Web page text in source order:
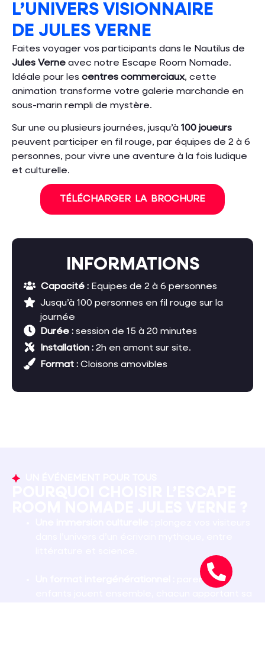
L’UNIVERS VISIONNAIRE
DE JULES VERNE
Faites voyager vos participants dans le Nautilus de
Jules Verne avec notre Escape Room Nomade.
Idéale pour les centres commerciaux, cette
animation transforme votre galerie marchande en
sous-marin rempli de mystère.
Sur une ou plusieurs journées, jusqu’à 100 joueurs
peuvent participer en fil rouge, par équipes de 2 à 6
personnes, pour vivre une aventure à la fois ludique
et culturelle.
TÉLÉCHARGER LA BROCHURE
INFORMATIONS
Capacité : Equipes de 2 à 6 personnes
Jusqu’à 100 personnes en fil rouge sur la
journée
Durée :session de 15 à 20 minutes
Installation :2h en amont sur site.
Format :Cloisons amovibles
parents et